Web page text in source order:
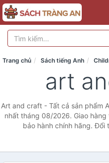
Trang chủ Sách tiếng Anh
art
Art and craft - Tất cả sản phẩm
nhất tháng 08/2026. Giao
bảo hành chính hãng. Đổi